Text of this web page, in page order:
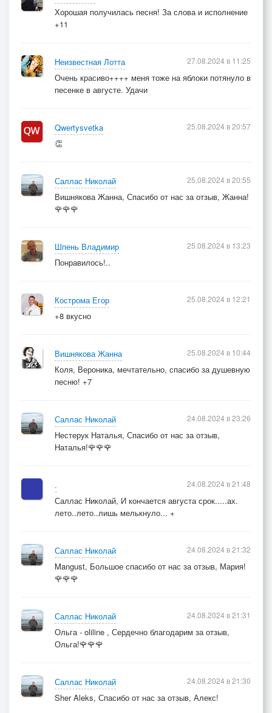
Хорошая получилась песня! За слова и исполнение
+11
Неизвестная Лотта
Очень красиво++++ меня тоже на яблоки потянуло в
песенке в августе. Удачи
27.08.2024 в 11:25
Qwertysvetka
👏
25.08.2024 в 20:57
Саллас Николай
Вишнякова Жанна, Спасибо от нас за отзыв, Жанна!
🌹🌹🌹
25.08.2024 в 20:55
Шпень Владимир
Понравилось!..
25.08.2024 в 13:23
Кострома Егор
+8 вкусно
25.08.2024 в 12:21
Вишнякова Жанна
Коля, Вероника, мечтательно, спасибо за душевную
песню! +7
25.08.2024 в 10:44
Саллас Николай
Нестерук Наталья, Спасибо от нас за отзыв,
Наталья!🌹🌹🌹
24.08.2024 в 23:26
.
Саллас Николай, И кончается августа срок.....ах.
лето..лето..лишь мелькнуло... +
24.08.2024 в 21:48
Саллас Николай
Mangust, Большое спасибо от нас за отзыв, Мария!
🌹🌹🌹
24.08.2024 в 21:32
Саллас Николай
Ольга - oliline , Сердечно благодарим за отзыв,
Ольга!🌹🌹🌹
24.08.2024 в 21:31
Саллас Николай
Sher Aleks, Спасибо от нас за отзыв, Алекс!
24.08.2024 в 21:30